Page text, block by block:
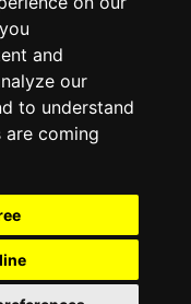
and
our
to understand
coming